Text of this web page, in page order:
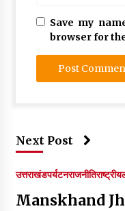
Save my
browser for
Next Post
उत्तराखंडपर्यटनराजनीतिराष्ट्रीय
Manskhand